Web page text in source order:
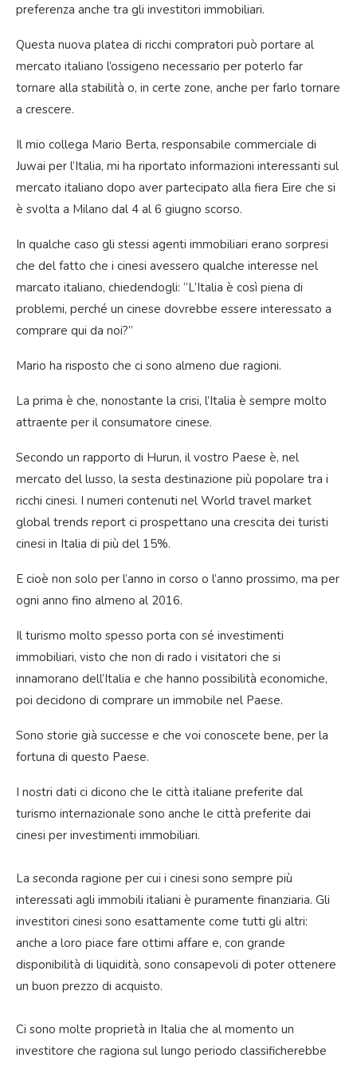
preferenza anche tra gli investitori immobiliari.
Questa nuova platea di ricchi compratori può portare al
mercato italiano l’ossigeno necessario per poterlo far
tornare alla stabilità o, in certe zone, anche per farlo tornare
a crescere.
Il mio collega Mario Berta, responsabile commerciale di
Juwai per l’Italia, mi ha riportato informazioni interessanti sul
mercato italiano dopo aver partecipato alla fiera Eire che si
è svolta a Milano dal 4 al 6 giugno scorso.
In qualche caso gli stessi agenti immobiliari erano sorpresi
che del fatto che i cinesi avessero qualche interesse nel
marcato italiano, chiedendogli: “L’Italia è così piena di
problemi, perché un cinese dovrebbe essere interessato a
comprare qui da noi?”
Mario ha risposto che ci sono almeno due ragioni.
La prima è che, nonostante la crisi, l’Italia è sempre molto
attraente per il consumatore cinese.
Secondo un rapporto di Hurun, il vostro Paese è, nel
mercato del lusso, la sesta destinazione più popolare tra i
ricchi cinesi. I numeri contenuti nel World travel market
global trends report ci prospettano una crescita dei turisti
cinesi in Italia di più del 15%.
E cioè non solo per l’anno in corso o l’anno prossimo, ma per
ogni anno fino almeno al 2016.
Il turismo molto spesso porta con sé investimenti
immobiliari, visto che non di rado i visitatori che si
innamorano dell’Italia e che hanno possibilità economiche,
poi decidono di comprare un immobile nel Paese.
Sono storie già successe e che voi conoscete bene, per la
fortuna di questo Paese.
I nostri dati ci dicono che le città italiane preferite dal
turismo internazionale sono anche le città preferite dai
cinesi per investimenti immobiliari.
La seconda ragione per cui i cinesi sono sempre più
interessati agli immobili italiani è puramente finanziaria. Gli
investitori cinesi sono esattamente come tutti gli altri:
anche a loro piace fare ottimi affare e, con grande
disponibilità di liquidità, sono consapevoli di poter ottenere
un buon prezzo di acquisto.
Ci sono molte proprietà in Italia che al momento un
investitore che ragiona sul lungo periodo classificherebbe